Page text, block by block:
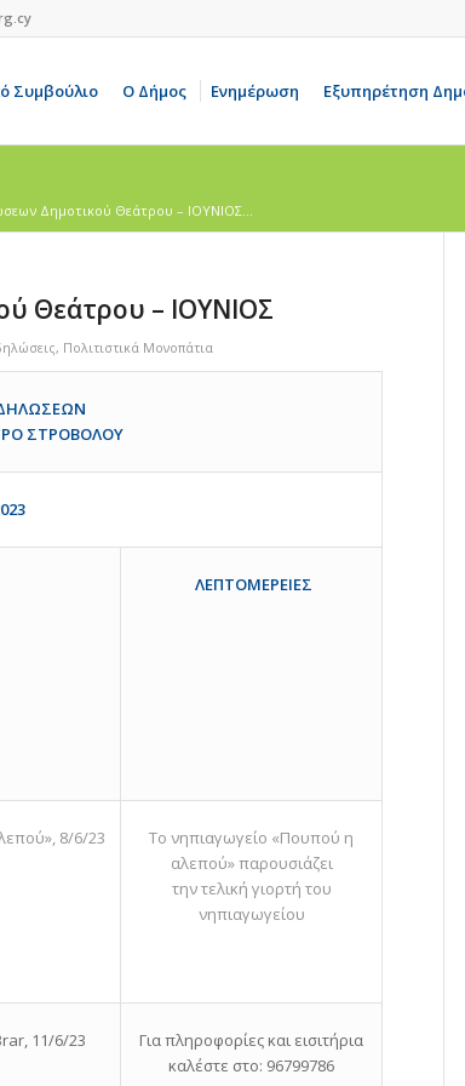
Συμβούλιο Ο Δήμος Ενημέρωση Εξυπηρέτηση
Δημοτικού Θεάτρου – ΙΟΥΝΙΟΣ...
Θεάτρου – ΙΟΥΝΙΟΣ
, Πολιτιστικά Μονοπάτια
ΣΤΡΟΒΟΛΟΥ
ΛΕΠΤΟΜΕΡΕΙΕΣ
8/6/23
Το νηπιαγωγείο «Πουπού η
αλεπού» παρουσιάζει
την τελική γιορτή του
νηπιαγωγείου
11/6/23
Για πληροφορίες και εισιτήρια
καλέστε στο: 96799786